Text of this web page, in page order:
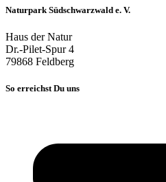
Naturpark Südschwarzwald e. V.
Haus der Natur
Dr.-Pilet-Spur 4
79868 Feldberg
So erreichst Du uns